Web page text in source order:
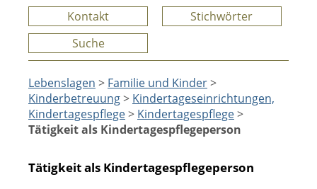
Kontakt
Stichwörter
Suche
Lebenslagen > Familie und Kinder>
Kinderbetreuung> Kindertageseinrichtungen,
Kindertagespflege> Kindertagespflege>
Tätigkeit als Kindertagespflegeperson
Tätigkeit als Kindertagespflegeperson